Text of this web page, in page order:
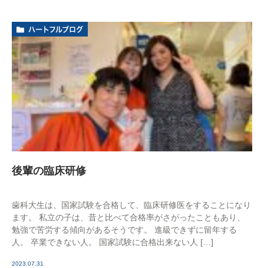
ハートフルブログ
後輩の臨床研修
歯科大生は、国家試験を合格して、臨床研修医をすることになり
ます。 私立の子は、昔と比べて合格率がさがったこともあり、
勉強で苦労する傾向があるそうです。 進級できずに留年する
人。 卒業できない人。 国家試験に合格出来ない人 […]
2023.07.31